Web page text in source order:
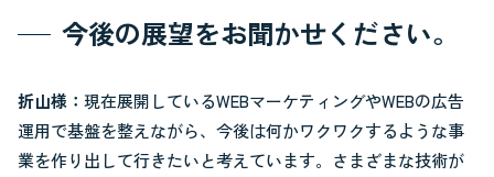
今後の展望をお聞かせください。
折山様： 現在展開しているWEBマーケティングやWEBの広告
運用で基盤を整えながら、今後は何かワクワクするような事
業を作り出して行きたいと考えています。さまざまな技術が